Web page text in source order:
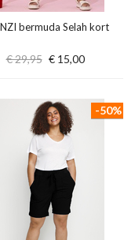
bermuda Selah kort
€ 29,95 € 15,00
-50%